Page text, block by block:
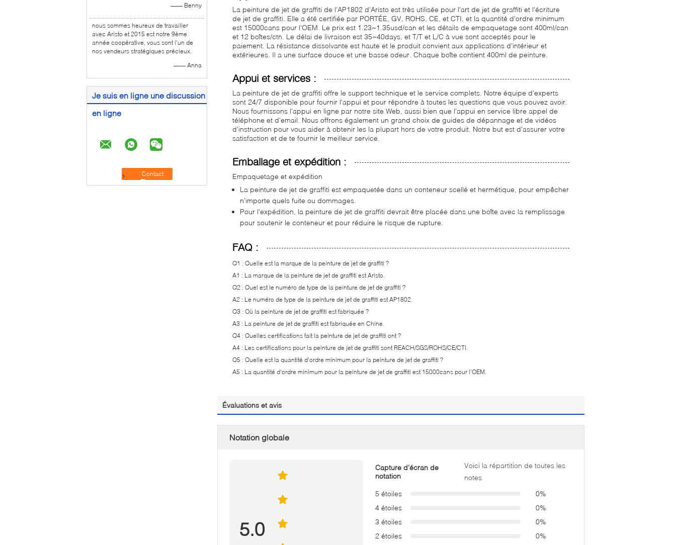
—— Benny
nous sommes heureux de travailler
avec Aristo et 2015 est notre 9ème
année coopérative, vous sont l'un de
nos vendeurs stratégiques précieux.
—— Anna
Je suis en ligne une discussion
en ligne
La peinture de jet de graffiti de l'AP1802 d'Aristo est très utilisée pour l'art de jet de graffiti et l'écriture
de jet de graffiti. Elle a été certifiée par PORTÉE, GV, ROHS, CE, et CTI, et la quantité d'ordre minimum
est 15000cans pour l'OEM. Le prix est 1.23~1.35usd/can et les détails de empaquetage sont 400ml/can
et 12 boîtes/ctn. Le délai de livraison est 35~40days, et T/T et L/C à vue sont acceptés pour le
paiement. La résistance dissolvante est haute et le produit convient aux applications d'intérieur et
extérieures. Il a une surface douce et une basse odeur. Chaque boîte contient 400ml de peinture.
Appui et services :
La peinture de jet de graffiti offre le support technique et le service complets. Notre équipe d'experts
sont 24/7 disponible pour fournir l'appui et pour répondre à toutes les questions que vous pouvez avoir.
Nous fournissons l'appui en ligne par notre site Web, aussi bien que l'appui en service libre appel de
téléphone et d'email. Nous offrons également un grand choix de guides de dépannage et de vidéos
d'instruction pour vous aider à obtenir les la plupart hors de votre produit. Notre but est d'assurer votre
satisfaction et de te fournir le meilleur service.
Emballage et expédition :
Empaquetage et expédition
La peinture de jet de graffiti est empaquetée dans un conteneur scellé et hermétique, pour empêcher
n'importe quels fuite ou dommages.
Pour l'expédition, la peinture de jet de graffiti devrait être placée dans une boîte avec la remplissage
pour soutenir le conteneur et pour réduire le risque de rupture.
FAQ :
Q1 : Quelle est la marque de la peinture de jet de graffiti ?
A1 : La marque de la peinture de jet de graffiti est Aristo.
Q2 : Quel est le numéro de type de la peinture de jet de graffiti ?
A2 : Le numéro de type de la peinture de jet de graffiti est AP1802.
Q3 : Où la peinture de jet de graffiti est fabriquée ?
A3 : La peinture de jet de graffiti est fabriquée en Chine.
Q4 : Quelles certifications fait la peinture de jet de graffiti ont ?
A4 : Les certifications pour la peinture de jet de graffiti sont REACH/SGS/ROHS/CE/CTI.
Q5 : Quelle est la quantité d'ordre minimum pour la peinture de jet de graffiti ?
A5 : La quantité d'ordre minimum pour la peinture de jet de graffiti est 15000cans pour l'OEM.
Évaluations et avis
Notation globale
5.0
Capture d'écran de
notation
Voici la répartition de toutes les
notes
5 étoiles
0%
4 étoiles
0%
3 étoiles
0%
2 étoiles
0%